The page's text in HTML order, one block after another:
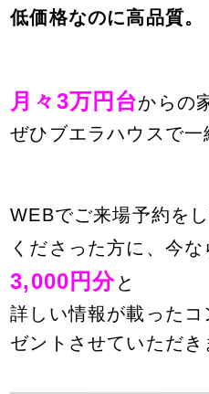
低価格なのに高品質。
月々3万円台からの
ぜひブエラハウスで一
WEBでご来場予約を
くださった方に、 今な
3,000円分と
詳しい情報が載った
ゼントさせていただき